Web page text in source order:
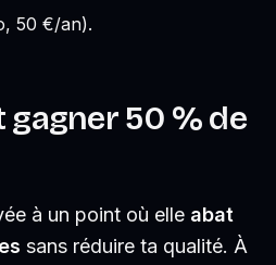
50 €/an).
gagner 50 % de
à un point où elle abat
sans réduire ta qualité. À